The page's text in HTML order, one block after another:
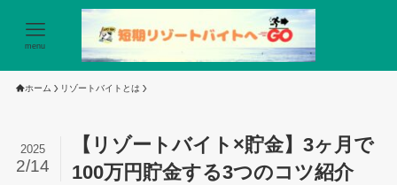
menu
ホーム リゾートバイトとは
【リゾートバイト×貯金】3ヶ月で
100万円貯金する3つのコツ紹介
2025
2/14